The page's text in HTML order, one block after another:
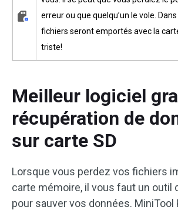
erreur ou que quelqu’un le vole.
fichiers seront emportés avec la
triste!
Meilleur logiciel
récupération de
sur carte SD
Lorsque vous perdez vos fichiers
carte mémoire, il vous faut un outil
pour sauver vos données. MiniTool